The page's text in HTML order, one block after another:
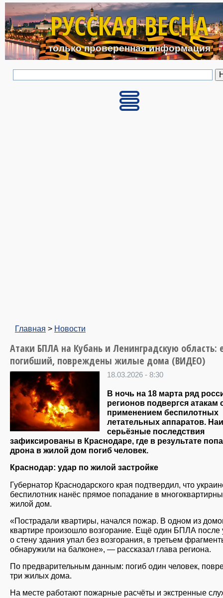
Перейти к основному
РУССКАЯ ВЕСНА
только проверенная информация
Главная > Новости
Атаки БПЛА на Кубань и Ленинградскую область:
погибший, повреждены жилые дома (ВИДЕО)
18.03.2026 - 8:30
В ночь на 18 марта ряд
регионов подвергся атакам
применением беспилотных
летательных аппаратов.
серьёзные последствия
зафиксированы в Краснодаре, где в результате
дрона в жилой дом погиб человек.
Краснодар: удар по жилой застройке
Губернатор Краснодарского края подтвердил, что
беспилотник нанёс прямое попадание в
жилой дом.
«Пострадали квартиры, начался пожар. В одном из
квартире произошло возгорание. Ещё один БПЛА после
о стену здания упал без возгорания, в третьем
обнаружили на балконе», — рассказал глава региона.
По предварительным данным: погиб один человек,
три жилых дома.
На месте работают пожарные расчёты и экстренные